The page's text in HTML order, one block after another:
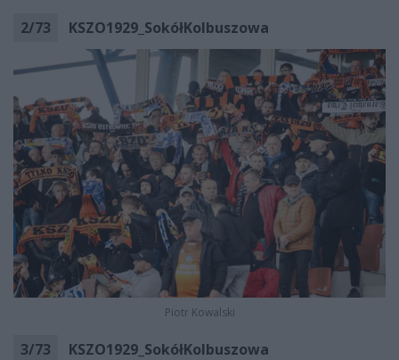
2/73 KSZO1929_SokółKolbuszowa
Piotr Kowalski
3/73 KSZO1929_SokółKolbuszowa